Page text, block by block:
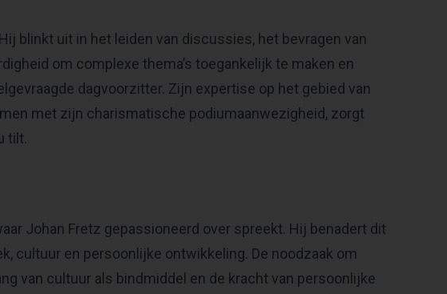
blinkt uit in het leiden van discussies, het bevragen van
om complexe thema’s toegankelijk te maken en
dagvoorzitter. Zijn expertise op het gebied van
met zijn charismatische podiumaanwezigheid, zorgt
tilt.
Johan Fretz gepassioneerd over spreekt. Hij benadert dit
cultuur en persoonlijke ontwikkeling. De noodzaak om
van cultuur als bindmiddel en de kracht van persoonlijke